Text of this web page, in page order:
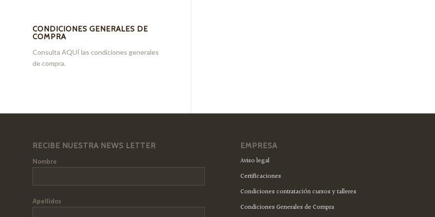
CONDICIONES GENERALES DE
COMPRA
Consulta AQUÍlas condiciones generales
de compra.
RECIBE NUESTRA NEWS LETTER
Nombre
Apellidos
EMPRESA
Aviso legal
Certificaciones
Condiciones contratación cursos y talleres
Condiciones Generales de Compra